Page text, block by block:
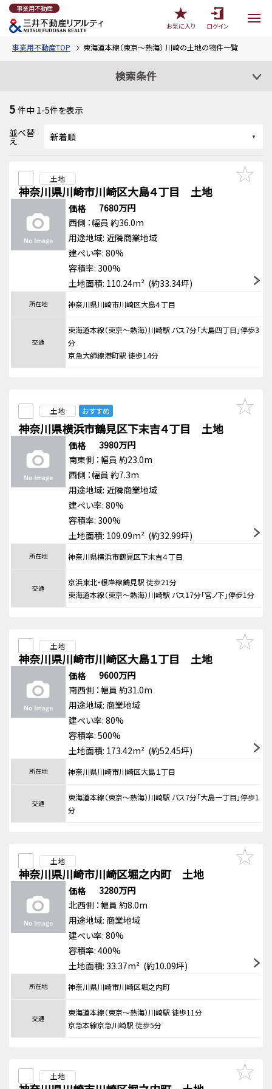
事業用不動産
お気に入り
ログイン
事業用不動産TOP 東海道本線（東京～熱海） 川崎の土地の物件一覧
検索条件
5 件中 1-5件を表示
並べ替
え
土地
神奈川県川崎市川崎区大島４丁目 土地
価格
7680万円
西側 ：幅員 約36.0m
用途地域: 近隣商業地域
建ぺい率: 80%
容積率: 300%
土地面積: 110.24m² (約33.34坪)
所在地 神奈川県川崎市川崎区大島４丁目
交通
東海道本線（東京～熱海）川崎駅 バス7分「大島四丁目」停歩3
分
京急大師線港町駅 徒歩14分
土地 おすすめ
神奈川県横浜市鶴見区下末吉４丁目 土地
価格
3980万円
南東側 ：幅員 約23.0m
西側 ：幅員 約7.3m
用途地域: 近隣商業地域
建ぺい率: 80%
容積率: 300%
土地面積: 109.09m² (約32.99坪)
所在地 神奈川県横浜市鶴見区下末吉４丁目
交通
京浜東北・根岸線鶴見駅 徒歩21分
東海道本線（東京～熱海）川崎駅 バス17分「宮ノ下」停歩1分
土地
神奈川県川崎市川崎区大島１丁目 土地
価格
9600万円
南西側 ：幅員 約31.0m
用途地域: 商業地域
建ぺい率: 80%
容積率: 500%
土地面積: 173.42m² (約52.45坪)
所在地 神奈川県川崎市川崎区大島１丁目
交通
東海道本線（東京～熱海）川崎駅 バス7分「大島一丁目」停歩1
分
土地
神奈川県川崎市川崎区堀之内町 土地
価格
3280万円
北西側 ：幅員 約8.0m
用途地域: 商業地域
建ぺい率: 80%
容積率: 400%
土地面積: 33.37m² (約10.09坪)
所在地 神奈川県川崎市川崎区堀之内町
交通
東海道本線（東京～熱海）川崎駅 徒歩11分
京急本線京急川崎駅 徒歩5分
土地